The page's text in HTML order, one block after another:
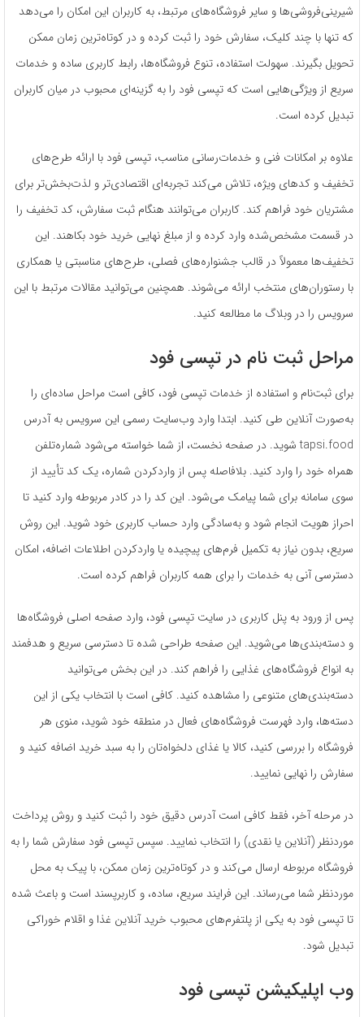
شیرینی‌فروشی‌ها و سایر فروشگاه‌های مرتبط، به کاربران این امکان را می‌دهد
که تنها با چند کلیک، سفارش خود را ثبت کرده و در کوتاه‌ترین زمان ممکن
تحویل بگیرند. سهولت استفاده، تنوع فروشگاه‌ها، رابط کاربری ساده و خدمات
سریع از ویژگی‌هایی است که تپسی فود را به گزینه‌ای محبوب در میان کاربران
تبدیل کرده است.
علاوه بر امکانات فنی و خدمات‌رسانی مناسب، تپسی فود با ارائه طرح‌های
تخفیف و کدهای ویژه، تلاش می‌کند تجربه‌ای اقتصادی‌تر و لذت‌بخش‌تر برای
مشتریان خود فراهم کند. کاربران می‌توانند هنگام ثبت سفارش، کد تخفیف را
در قسمت مشخص‌شده وارد کرده و از مبلغ نهایی خرید خود بکاهند. این
تخفیف‌ها معمولاً در قالب جشنواره‌های فصلی، طرح‌های مناسبتی یا همکاری
با رستوران‌های منتخب ارائه می‌شوند. همچنین می‌توانید مقالات مرتبط با این
سرویس را در وبلاگ ما مطالعه کنید.
مراحل ثبت نام در تپسی فود
برای ثبت‌نام و استفاده از خدمات تپسی فود، کافی است مراحل ساده‌ای را
به‌صورت آنلاین طی کنید. ابتدا وارد وب‌سایت رسمی این سرویس به آدرس
tapsi.food شوید. در صفحه نخست، از شما خواسته می‌شود شماره‌تلفن
همراه خود را وارد کنید. بلافاصله پس از واردکردن شماره، یک کد تأیید از
سوی سامانه برای شما پیامک می‌شود. این کد را در کادر مربوطه وارد کنید تا
احراز هویت انجام شود و به‌سادگی وارد حساب کاربری خود شوید. این روش
سریع، بدون نیاز به تکمیل فرم‌های پیچیده یا واردکردن اطلاعات اضافه، امکان
دسترسی آنی به خدمات را برای همه کاربران فراهم کرده است.
پس از ورود به پنل کاربری در سایت تپسی فود، وارد صفحه اصلی فروشگاه‌ها
و دسته‌بندی‌ها می‌شوید. این صفحه طراحی شده تا دسترسی سریع و هدفمند
به انواع فروشگاه‌های غذایی را فراهم کند. در این بخش می‌توانید
دسته‌بندی‌های متنوعی را مشاهده کنید. کافی است با انتخاب یکی از این
دسته‌ها، وارد فهرست فروشگاه‌های فعال در منطقه خود شوید، منوی هر
فروشگاه را بررسی کنید، کالا یا غذای دلخواه‌تان را به سبد خرید اضافه کنید و
سفارش را نهایی نمایید.
در مرحله آخر، فقط کافی است آدرس دقیق خود را ثبت کنید و روش پرداخت
موردنظر (آنلاین یا نقدی) را انتخاب نمایید. سپس تپسی فود سفارش شما را به
فروشگاه مربوطه ارسال می‌کند و در کوتاه‌ترین زمان ممکن، با پیک به محل
موردنظر شما می‌رساند. این فرایند سریع، ساده، و کاربرپسند است و باعث شده
تا تپسی فود به یکی از پلتفرم‌های محبوب خرید آنلاین غذا و اقلام خوراکی
تبدیل شود.
وب اپلیکیشن تپسی فود